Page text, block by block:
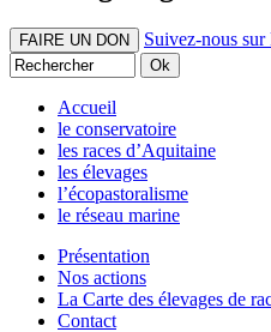
FAIRE UN DON Suivez-nous sur
Accueil
le conservatoire
les races d’Aquitaine
les élevages
l’écopastoralisme
le réseau marine
Présentation
Nos actions
La Carte des élevages de
Contact